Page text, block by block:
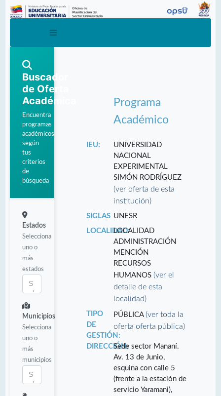
Buscador
de Oferta
Académica
Encuentra
programas
académicos
según
tus
criterios
de
búsqueda
Estados
Selecciona
uno o
más
estados
Municipios
Selecciona
uno o
más
municipios
Programa
Académico
IEU:
UNIVERSIDAD
NACIONAL
EXPERIMENTAL
SIMÓN RODRÍGUEZ
(ver oferta de esta
institución)
SIGLAS UNESR
LOCALIDAD:LOCALIDAD
ADMINISTRACIÓN
MENCIÓN
RECURSOS
HUMANOS(ver el
detalle de esta
localidad)
TIPO
DE
GESTIÓN:
PÚBLICA(ver toda la
oferta oferta pública)
DIRECCIÓN:Sede sector Mananí.
Av. 13 de Junio,
esquina con calle 5
(frente a la estación de
servicio Yaramani),